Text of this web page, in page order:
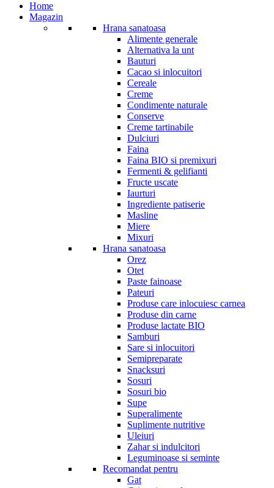
Home
Magazin
Hrana sanatoasa
Alimente generale
Alternativa la unt
Bauturi
Cacao si inlocuitori
Cereale
Creme
Condimente naturale
Conserve
Creme tartinabile
Dulciuri
Faina
Faina BIO si premixuri
Fermenti & gelifianti
Fructe uscate
Iaurturi
Ingrediente patiserie
Masline
Miere
Mixuri
Hrana sanatoasa
Orez
Otet
Paste fainoase
Pateuri
Produse care inlocuiesc carnea
Produse din carne
Produse lactate BIO
Samburi
Sare si inlocuitori
Semipreparate
Snacksuri
Sosuri
Sosuri bio
Supe
Superalimente
Suplimente nutritive
Uleiuri
Zahar si indulcitori
Leguminoase si seminte
Recomandat pentru
Gat